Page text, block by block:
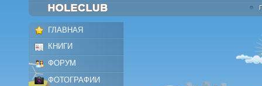
ГЛАВНАЯ
КНИГИ
ФОРУМ
ФОТОГРАФИИ